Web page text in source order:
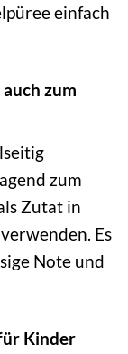
einfach
zum
zum
Zutat in
verwenden. Es
Note und
Kinder